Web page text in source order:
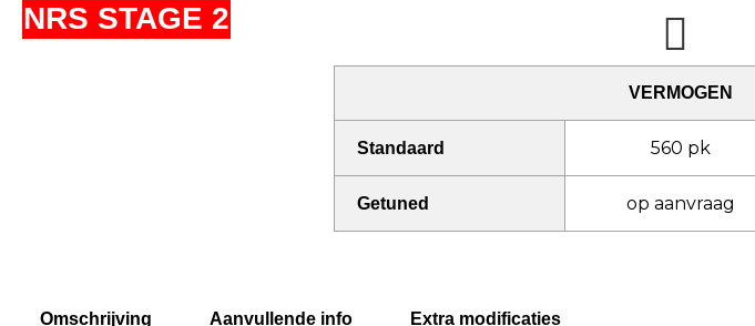
NRS STAGE 2
VERMOGEN
Standaard 560 pk
Getuned op aanvraag
Omschrijving Aanvullende info Extra modificaties